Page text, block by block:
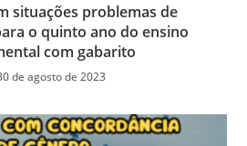
situações problemas de
o quinto ano do ensino
com gabarito
de agosto de 2023